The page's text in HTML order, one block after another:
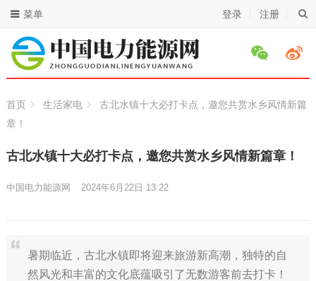
登录 注册
菜单
首页 生活家电
古北水镇十大必打卡点，邀您共赏水乡风情新篇
章！
古北水镇十大必打卡点，邀您共赏水乡风情新篇章！
中国电力能源网 2024年6月22日 13:22
暑期临近，古北水镇即将迎来旅游新高潮，独特的自
然风光和丰富的文化底蕴吸引了无数游客前去打卡！